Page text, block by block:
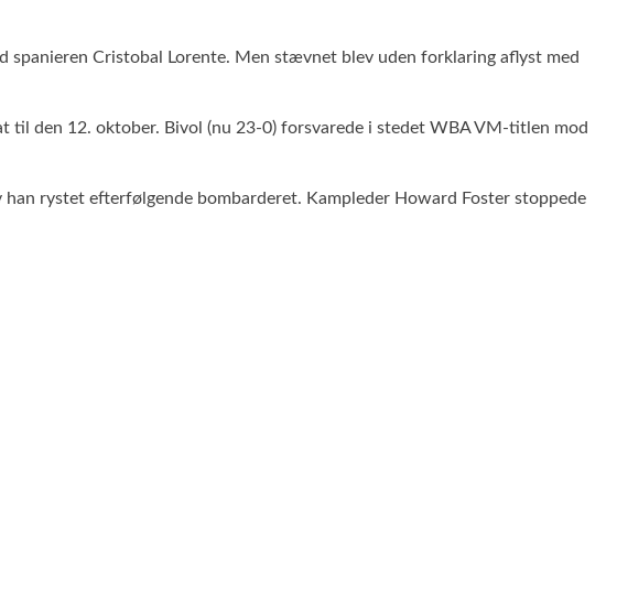
Cristobal Lorente. Men stævnet blev uden forklaring aflyst med
den 12. oktober. Bivol (nu 23-0) forsvarede i stedet WBA VM-titlen mod
rystet efterfølgende bombarderet. Kampleder Howard Foster stoppede